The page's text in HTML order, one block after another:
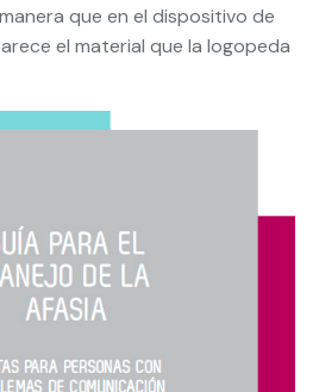
que en el dispositivo de
el material que la logopeda